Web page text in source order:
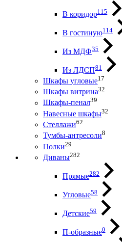
В коридор115
В гостиную114
Из МДФ35
Из ЛДСП81
Шкафы угловые17
Шкафы витрина32
Шкафы-пенал39
Навесные шкафы32
Стеллажи62
Тумбы-антресоли8
Полки29
Диваны282
Прямые282
Угловые58
Детские59
П-образные0